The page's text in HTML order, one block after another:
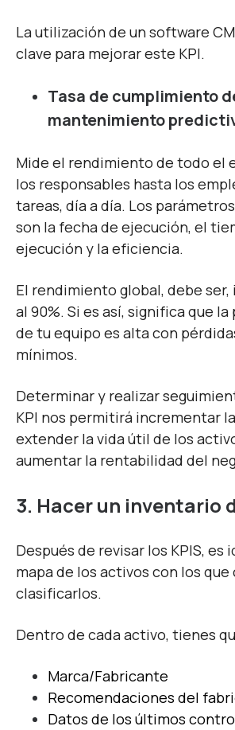
La utilización de un software
clave para mejorar este KPI.
Tasa de cumplimiento
mantenimiento
Mide el rendimiento de todo el
los responsables hasta los
tareas, día a día. Los
son la fecha de ejecución, el
ejecución y la eficiencia.
El rendimiento global, debe ser,
al 90%. Si es así, significa que
de tu equipo es alta con
mínimos.
Determinar y realizar
KPI nos permitirá incrementar
extender la vida útil de los
aumentar la rentabilidad del
3. Hacer un inventario
Después de revisar los KPIS, es
mapa de los activos con los que
clasificarlos.
Dentro de cada activo, tienes
Marca/Fabricante
Recomendaciones del
Datos de los últimos